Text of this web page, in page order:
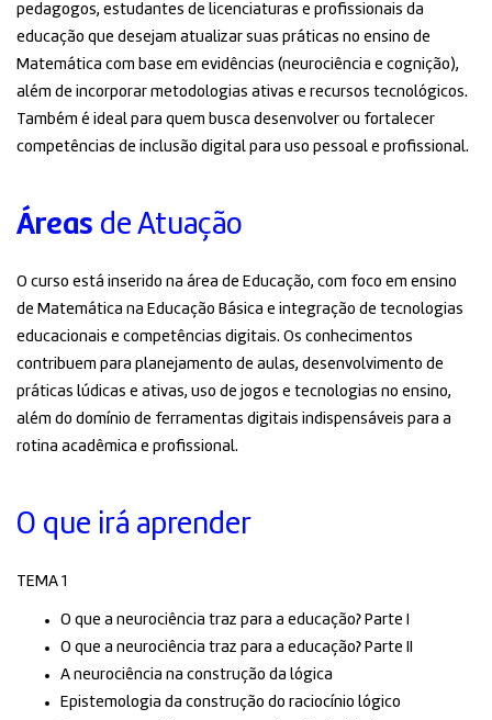
pedagogos, estudantes de licenciaturas e profissionais da
educação que desejam atualizar suas práticas no ensino de
Matemática com base em evidências (neurociência e cognição),
além de incorporar metodologias ativas e recursos tecnológicos.
Também é ideal para quem busca desenvolver ou fortalecer
competências de inclusão digital para uso pessoal e profissional.
Áreas de Atuação
O curso está inserido na área de Educação, com foco em ensino
de Matemática na Educação Básica e integração de tecnologias
educacionais e competências digitais. Os conhecimentos
contribuem para planejamento de aulas, desenvolvimento de
práticas lúdicas e ativas, uso de jogos e tecnologias no ensino,
além do domínio de ferramentas digitais indispensáveis para a
rotina acadêmica e profissional.
O que irá aprender
TEMA 1
O que a neurociência traz para a educação? Parte I
O que a neurociência traz para a educação? Parte II
A neurociência na construção da lógica
Epistemologia da construção do raciocínio lógico